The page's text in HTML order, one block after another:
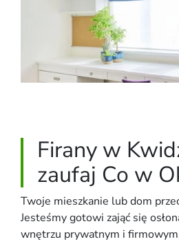
Firany w
zaufaj Co w
Twoje mieszkanie lub dom
Jesteśmy gotowi zająć się
wnętrzu prywatnym i